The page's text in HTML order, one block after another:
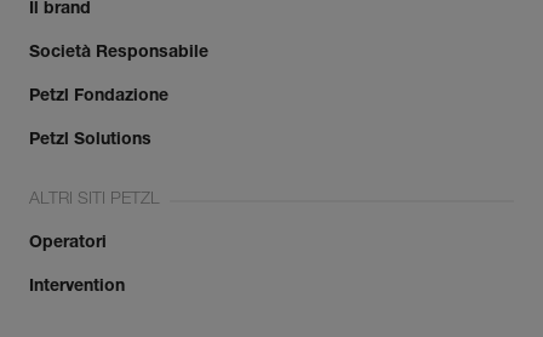
Il brand
Società Responsabile
Petzl Fondazione
Petzl Solutions
ALTRI SITI PETZL
Operatori
Intervention